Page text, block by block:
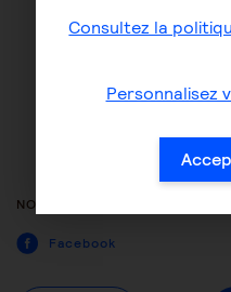
NOUS SUIVRE
Facebook
Consultez la
Personnalisez